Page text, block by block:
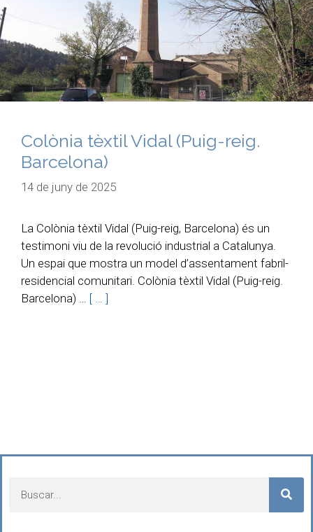
Colònia tèxtil Vidal (Puig-reig.
Barcelona)
14 de juny de 2025
La Colònia tèxtil Vidal (Puig-reig, Barcelona) és un
testimoni viu de la revolució industrial a Catalunya.
Un espai que mostra un model d’assentament fabril-
residencial comunitari. Colònia tèxtil Vidal (Puig-reig.
Barcelona) … [ … ]